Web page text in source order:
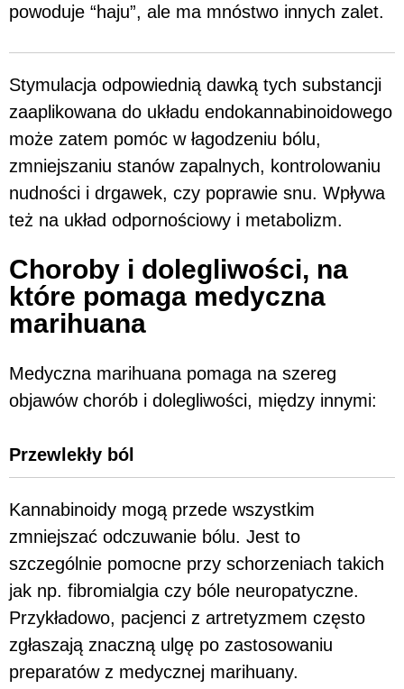
powoduje “haju”, ale ma mnóstwo innych zalet.
Stymulacja odpowiednią dawką tych substancji
zaaplikowana do układu endokannabinoidowego
może zatem pomóc w łagodzeniu bólu,
zmniejszaniu stanów zapalnych, kontrolowaniu
nudności i drgawek, czy poprawie snu. Wpływa
też na układ odpornościowy i metabolizm.
Choroby i dolegliwości, na
które pomaga medyczna
marihuana
Medyczna marihuana pomaga na szereg
objawów chorób i dolegliwości, między innymi:
Przewlekły ból
Kannabinoidy mogą przede wszystkim
zmniejszać odczuwanie bólu. Jest to
szczególnie pomocne przy schorzeniach takich
jak np. fibromialgia czy bóle neuropatyczne.
Przykładowo, pacjenci z artretyzmem często
zgłaszają znaczną ulgę po zastosowaniu
preparatów z medycznej marihuany.